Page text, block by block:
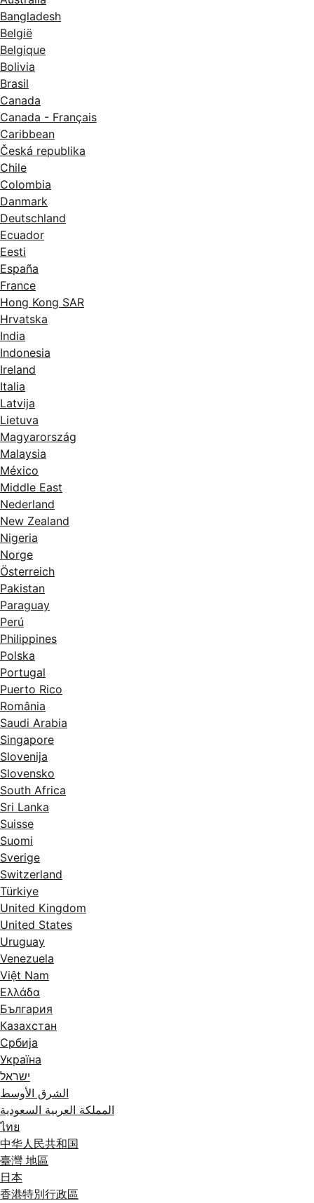
SuperSpeed USB 3.0 (hôte)
Mopria™; Impression directe Wi-Fi®;
Bangladesh
België
Belgique
Bolivia
Brasil
Canada
Canada - Français
Caribbean
Česká republika
Chile
Colombia
Danmark
Deutschland
Ecuador
Eesti
España
France
Hong Kong SAR
Hrvatska
India
Indonesia
Ireland
Italia
Latvija
Lietuva
Magyarország
Malaysia
México
Middle East
Nederland
New Zealand
Nigeria
Norge
Österreich
Pakistan
Paraguay
Perú
Philippines
Polska
Portugal
Puerto Rico
România
Saudi Arabia
Singapore
Slovenija
Slovensko
South Africa
Sri Lanka
Suisse
Suomi
Sverige
Switzerland
Türkiye
United Kingdom
United States
Uruguay
Venezuela
Việt Nam
Ελλάδα
България
Казахстан
Србија
Україна
ישראל
الشرق الأوسط
المملكة العربية السعودية
ไทย
中华人民共和国
臺灣 地區
日本
香港特別行政區